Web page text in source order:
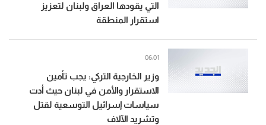
التي يقودها العراق ولبنان لتعزيز
استقرار المنطقة
وزير الخارجية التركي: يجب تأمين
الاستقرار والأمن في لبنان حيث أدت
سياسات إسرائيل التوسعية لقتل
وتشريد الآلاف
06:01